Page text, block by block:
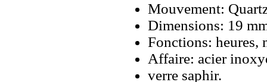
Mouvement:
Dimensions: 19
Fonctions: heures,
Affaire: acier
verre saphir.